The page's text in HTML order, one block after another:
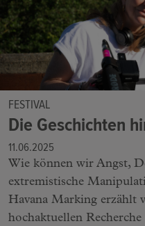
FESTIVAL
Die Geschichten
11.06.2025
Wie können wir Angst,
extremistische
Havana Marking erzählt
hochaktuellen